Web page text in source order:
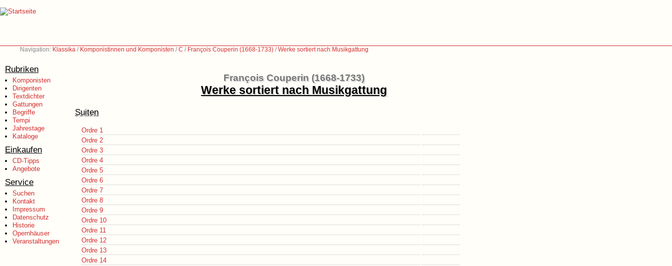
Navigation: Klassika / Komponistinnen und Komponisten /C / François Couperin (1668-1733) /Werke sortiert nach Musikgattung
Rubriken
Komponisten
Dirigenten
Textdichter
Gattungen
Begriffe
Tempi
Jahrestage
Kataloge
Einkaufen
CD-Tipps
Angebote
Service
Suchen
Kontakt
Impressum
Datenschutz
Historie
Opernhäuser
Veranstaltungen
François Couperin (1668-1733)
Werke sortiert nach Musikgattung
Suiten
Ordre 1
Ordre 2
Ordre 3
Ordre 4
Ordre 5
Ordre 6
Ordre 7
Ordre 8
Ordre 9
Ordre 10
Ordre 11
Ordre 12
Ordre 13
Ordre 14